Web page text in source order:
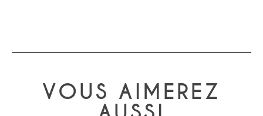
VOUS AIMEREZ